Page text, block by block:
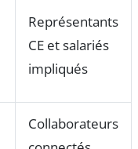
Représentants
CE et salariés
impliqués
Collaborateurs